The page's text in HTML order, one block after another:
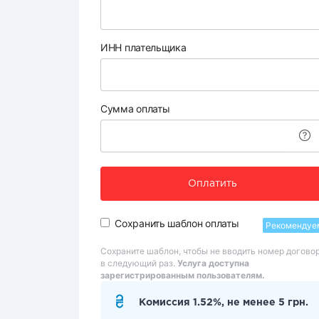
ИНН плательщика
Сумма оплаты
Оплатить
Сохранить шаблон оплаты
Сохраните шаблон, чтобы не вводить номер
в следующий раз. Услуга доступна
зарегистрированным пользователям.
Комиссия 1.52%, не менее 5 грн.